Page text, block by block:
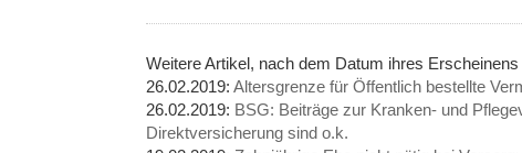
Weitere Artikel, nach dem Datum ihres
26.02.2019: Altersgrenze für Öffentlich bestellte
26.02.2019: BSG: Beiträge zur Kranken- und
Direktversicherung sind o.k.